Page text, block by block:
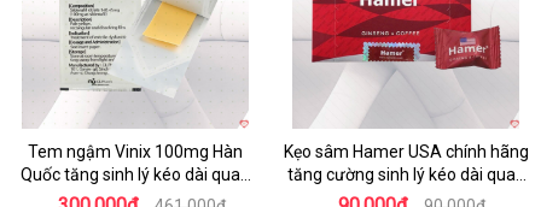
Tem ngậm Vinix 100mg Hàn
Quốc tăng sinh lý kéo dài quan
hệ hiệu quả
Kẹo sâm Hamer USA chính hãng
tăng cường sinh lý kéo dài quan
hệ